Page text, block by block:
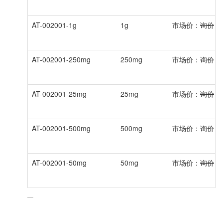
AT-002001-1g 1g 市场价： 询价
AT-002001-250mg 250mg 市场价： 询价
AT-002001-25mg 25mg 市场价： 询价
AT-002001-500mg 500mg 市场价： 询价
AT-002001-50mg 50mg 市场价： 询价